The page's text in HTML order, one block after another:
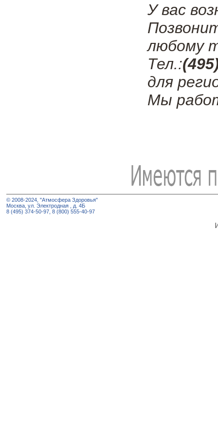
У вас
любому
Тел.:
для
Мы
© 2008-2024, "Атмосфера Здоровья"
Москва, ул. Электродная , д. 4Б
8 (495) 374-50-97, 8 (800) 555-40-97